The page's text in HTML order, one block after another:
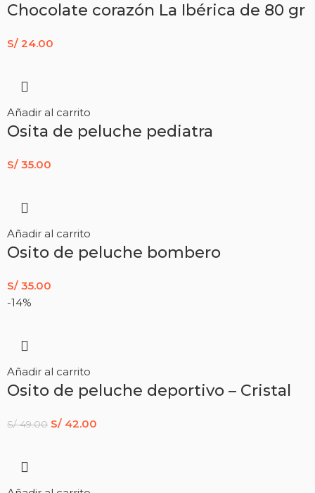
Chocolate corazón La Ibérica de 80 gr
S/ 24.00
Añadir al carrito
Osita de peluche pediatra
S/ 35.00
Añadir al carrito
Osito de peluche bombero
S/ 35.00
-14%
Añadir al carrito
Osito de peluche deportivo – Cristal
S/49.00 S/ 42.00